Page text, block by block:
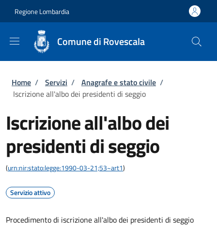
Regione Lombardia
Comune di Rovescala
Briciole di pane
Home / Servizi / Anagrafe e stato civile /
Iscrizione all'albo dei presidenti di seggio
Iscrizione all'albo dei
presidenti di seggio
(urn:nir:stato:legge:1990-03-21;53~art1)
Servizio attivo
Procedimento di iscrizione all'albo dei presidenti di seggio